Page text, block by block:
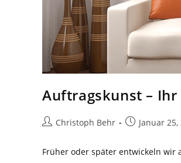
Auftragskunst –
Beitrags-
Christoph Behr
BeitragJanuar 25,
Früher oder später entwickeln wir